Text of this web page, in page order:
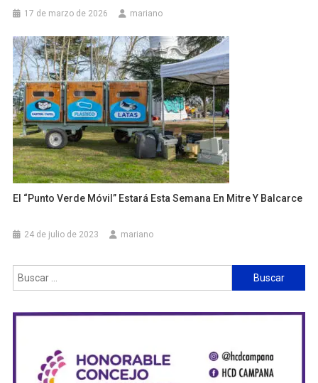
17 de marzo de 2026 mariano
El “Punto Verde Móvil” Estará Esta Semana En Mitre Y Balcarce
24 de julio de 2023 mariano
Buscar: